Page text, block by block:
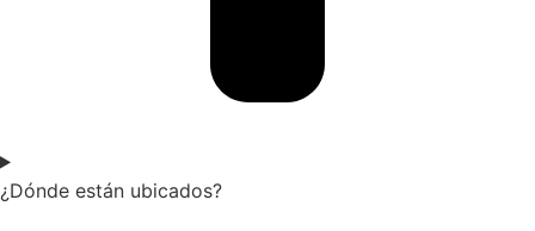
¿Dónde están ubicados?